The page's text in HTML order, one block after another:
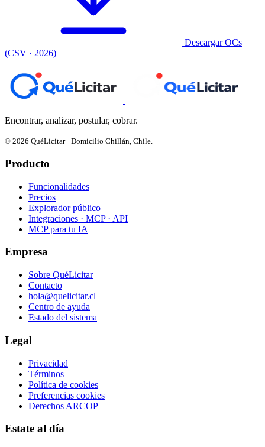
Descargar OCs
(CSV · 2026)
Encontrar, analizar, postular, cobrar.
© 2026 QuéLicitar · Domicilio Chillán, Chile.
Producto
Funcionalidades
Precios
Explorador público
Integraciones · MCP · API
MCP para tu IA
Empresa
Sobre QuéLicitar
Contacto
hola@quelicitar.cl
Centro de ayuda
Estado del sistema
Legal
Privacidad
Términos
Política de cookies
Preferencias cookies
Derechos ARCOP+
Estate al día